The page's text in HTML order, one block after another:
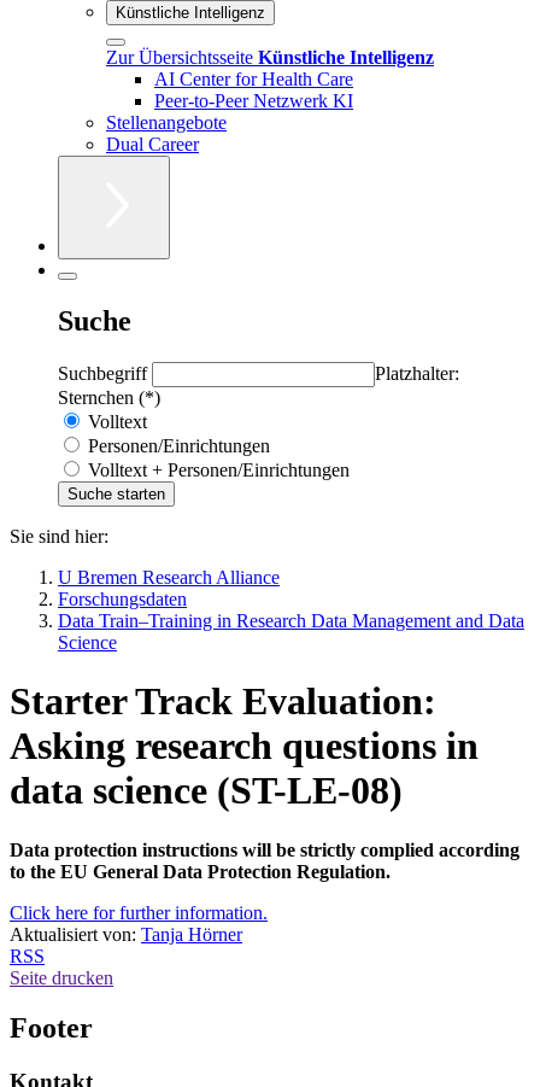
Künstliche Intelligenz
Zur Übersichtsseite Künstliche Intelligenz
AI Center for Health Care
Peer-to-Peer Netzwerk KI
Stellenangebote
Dual Career
Suche
Suchbegriff
Platzhalter:
Sternchen (*)
Volltext
Personen/Einrichtungen
Volltext + Personen/Einrichtungen
Sie sind hier:
U Bremen Research Alliance
Forschungsdaten
Data Train–Training in Research Data Management and Data
Science
Starter Track Evaluation:
Asking research questions in
data science (ST-LE-08)
Data protection instructions will be strictly complied according
to the EU General Data Protection Regulation.
Click here for further information.
Aktualisiert von: Tanja Hörner
RSS
Seite drucken
Footer